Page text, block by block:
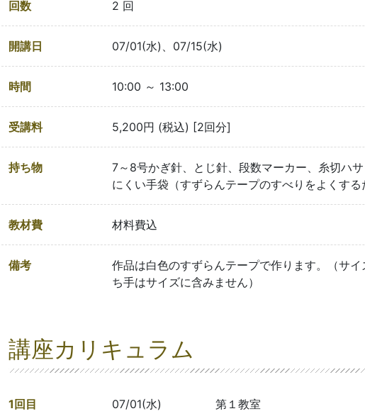
回数 2 回
開講日 07/01(水)、07/15(水)
時間 10:00 ～ 13:00
受講料 5,200円 (税込) [2回分]
持ち物
7～8号かぎ針、とじ針、段数マーカー、糸切ハ
にくい手袋（すずらんテープのすべりをよくす
教材費 材料費込
備考
作品は白色のすずらんテープで作ります。（サ
ち手はサイズに含みません）
講座カリキュラム
1回目 07/01(水) 第１教室